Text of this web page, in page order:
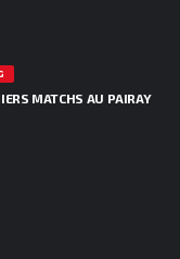
MATCHS AU PAIRAY